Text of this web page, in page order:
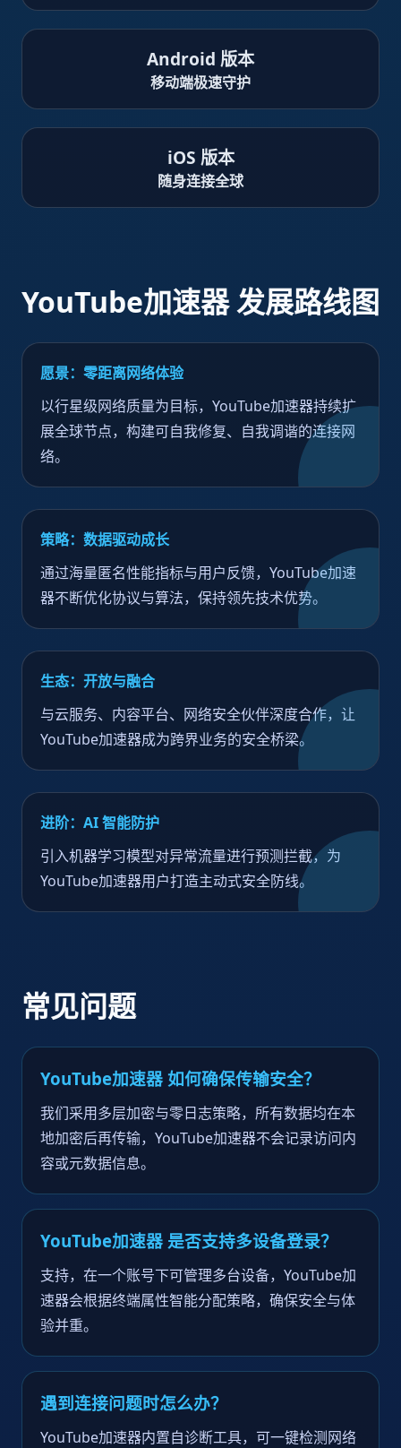
Android 版本
移动端极速守护
iOS 版本
随身连接全球
YouTube加速器 发展路线图
愿景：零距离网络体验
以行星级网络质量为目标，YouTube加速器持续扩
展全球节点，构建可自我修复、自我调谐的连接网
络。
策略：数据驱动成长
通过海量匿名性能指标与用户反馈，YouTube加速
器不断优化协议与算法，保持领先技术优势。
生态：开放与融合
与云服务、内容平台、网络安全伙伴深度合作，让
YouTube加速器成为跨界业务的安全桥梁。
进阶：AI 智能防护
引入机器学习模型对异常流量进行预测拦截，为
YouTube加速器用户打造主动式安全防线。
常见问题
YouTube加速器 如何确保传输安全？
我们采用多层加密与零日志策略，所有数据均在本
地加密后再传输，YouTube加速器不会记录访问内
容或元数据信息。
YouTube加速器 是否支持多设备登录？
支持，在一个账号下可管理多台设备，YouTube加
速器会根据终端属性智能分配策略，确保安全与体
验并重。
遇到连接问题时怎么办？
YouTube加速器内置自诊断工具，可一键检测网络